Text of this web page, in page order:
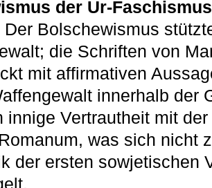
der Ur-
Bolschewismus
die Schriften von
mit affirmativen
innerhalb der
innige Vertrautheit mit
was sich nicht
der ersten sowjetischen